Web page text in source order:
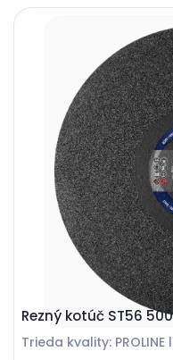
Rezný kotúč ST56
Trieda kvality: PROLINE